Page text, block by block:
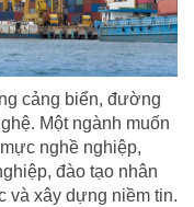
cảng biển, đường
Một ngành muốn
nghề nghiệp,
đào tạo nhân
và xây dựng niềm tin.